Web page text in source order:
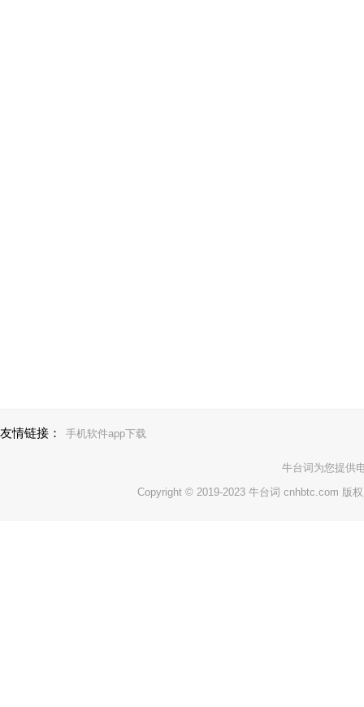
友情链接： 手机软件app下载
牛台词 为您提供
Copyright © 2019-2023 牛台词 cnhbtc.com 版